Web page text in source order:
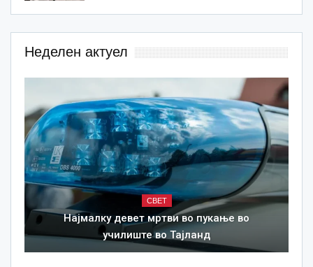
Неделен актуел
СВЕТ
Најмалку девет мртви во пукање во
училиште во Тајланд